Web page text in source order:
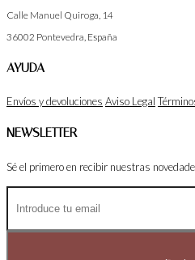
Calle Manuel Quiroga, 14
36002 Pontevedra, España
AYUDA
Envíos y devoluciones Aviso Legal
NEWSLETTER
Sé el primero en recibir nuestras